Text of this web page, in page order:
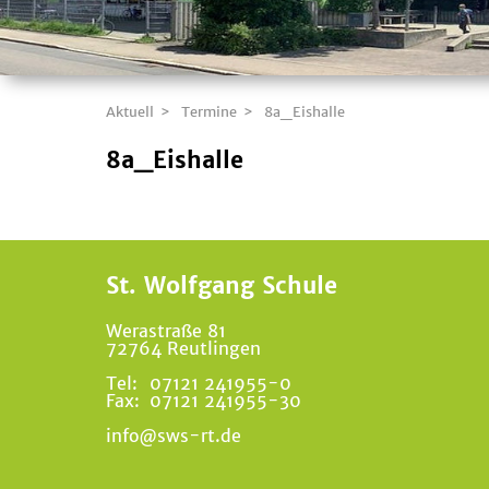
Aktuell Termine 8a_Eishalle
8a_Eishalle
St. Wolfgang Schule
Werastraße 81
72764 Reutlingen
Tel:
07121 241955-0
Fax: 07121 241955-30
info@sws-rt.de